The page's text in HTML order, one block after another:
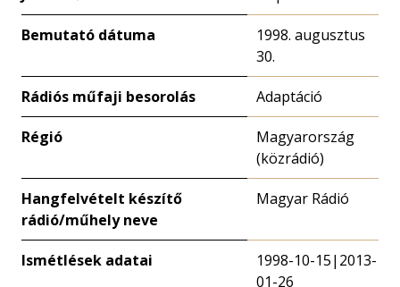
Bemutató dátuma
1998. augusztus
30.
Rádiós műfaji besorolás Adaptáció
Régió
Magyarország
(közrádió)
Hangfelvételt készítő
rádió/műhely neve
Magyar Rádió
Ismétlések adatai
1998-10-15|2013-
01-26